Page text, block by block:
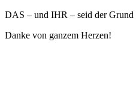
DAS – und IHR – seid der
Danke von ganzem Herzen!